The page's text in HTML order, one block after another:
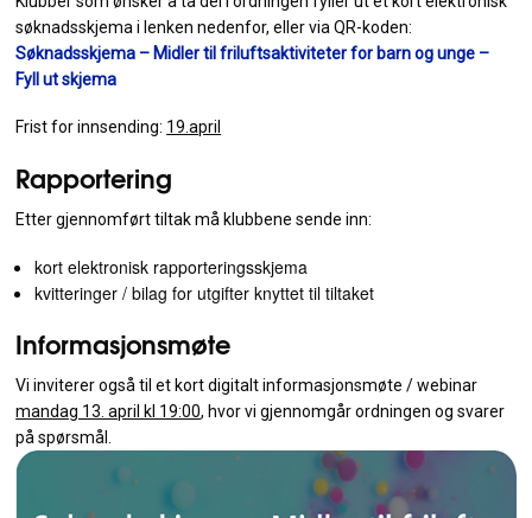
søknadsskjema i lenken nedenfor, eller via QR-koden:
Søknadsskjema – Midler til friluftsaktiviteter for barn og unge –
Fyll ut skjema
Frist for innsending: 19.april
Rapportering
Etter gjennomført tiltak må klubbene sende inn:
kort elektronisk rapporteringsskjema
kvitteringer / bilag for utgifter knyttet til tiltaket
Informasjonsmøte
Vi inviterer også til et kort digitalt informasjonsmøte / webinar
mandag 13. april kl 19:00, hvor vi gjennomgår ordningen og svarer
på spørsmål.